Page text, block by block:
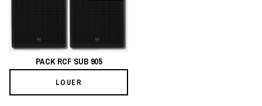
PACK RCF SUB 905
LOUER